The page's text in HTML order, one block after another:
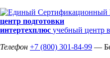
центр подготовки
интертехплюс учебный центр
Телефон +7 (800) 301-84-99 —